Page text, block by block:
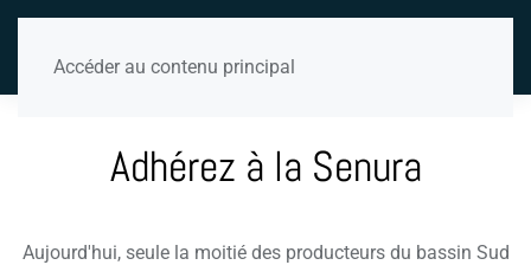
Accéder au contenu principal
Adhérez à la Senura
Aujourd'hui, seule la moitié des producteurs du bassin Sud